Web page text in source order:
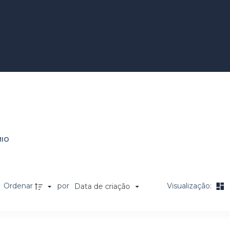
Ordenar por Data de criação Visualização: